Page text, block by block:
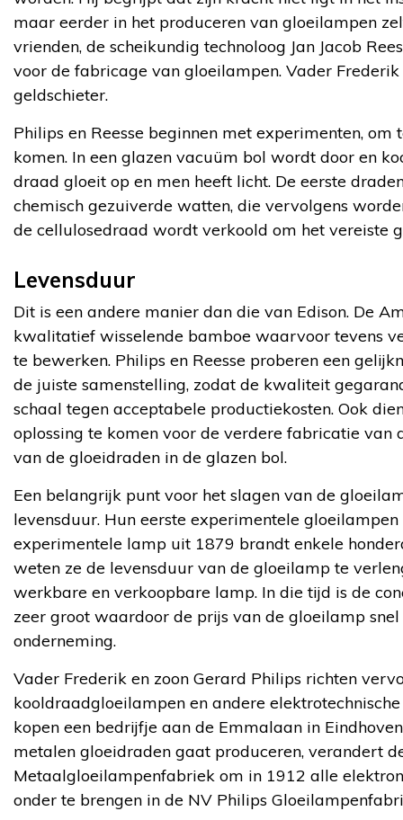
maar eerder in het produceren van gloeilampen
vrienden, de scheikundig technoloog Jan Jacob
voor de fabricage van gloeilampen. Vader
geldschieter.
Philips en Reesse beginnen met experimenten,
komen. In een glazen vacuüm bol wordt door en
draad gloeit op en men heeft licht. De eerste
chemisch gezuiverde watten, die vervolgens
de cellulosedraad wordt verkoold om het vereiste
Levensduur
Dit is een andere manier dan die van Edison. De
kwalitatief wisselende bamboe waarvoor tevens
te bewerken. Philips en Reesse proberen een
de juiste samenstelling, zodat de kwaliteit
schaal tegen acceptabele productiekosten. Ook
oplossing te komen voor de verdere fabricatie van
van de gloeidraden in de glazen bol.
Een belangrijk punt voor het slagen van de
levensduur. Hun eerste experimentele
experimentele lamp uit 1879 brandt enkele
weten ze de levensduur van de gloeilamp te
werkbare en verkoopbare lamp. In die tijd is de
zeer groot waardoor de prijs van de gloeilamp
onderneming.
Vader Frederik en zoon Gerard Philips richten
kooldraadgloeilampen en andere
kopen een bedrijfje aan de Emmalaan in
metalen gloeidraden gaat produceren, verandert
Metaalgloeilampenfabriek om in 1912 alle
onder te brengen in de NV Philips